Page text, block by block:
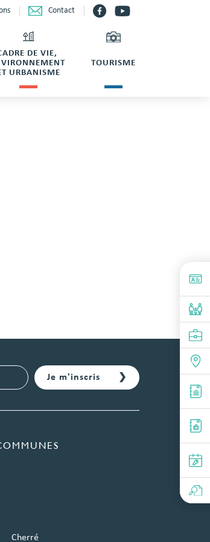
Contact
DE VIE,
URBANISME
TOURISME
Cherré